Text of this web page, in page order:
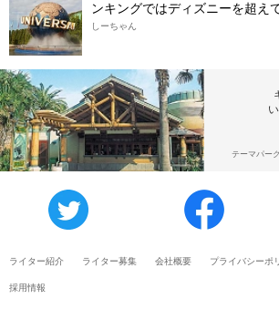
ンキングではディズニーを超え
しーちゃん
テーマパー
ライター紹介 ライター募集 会社概要 プライバシーポ
採用情報